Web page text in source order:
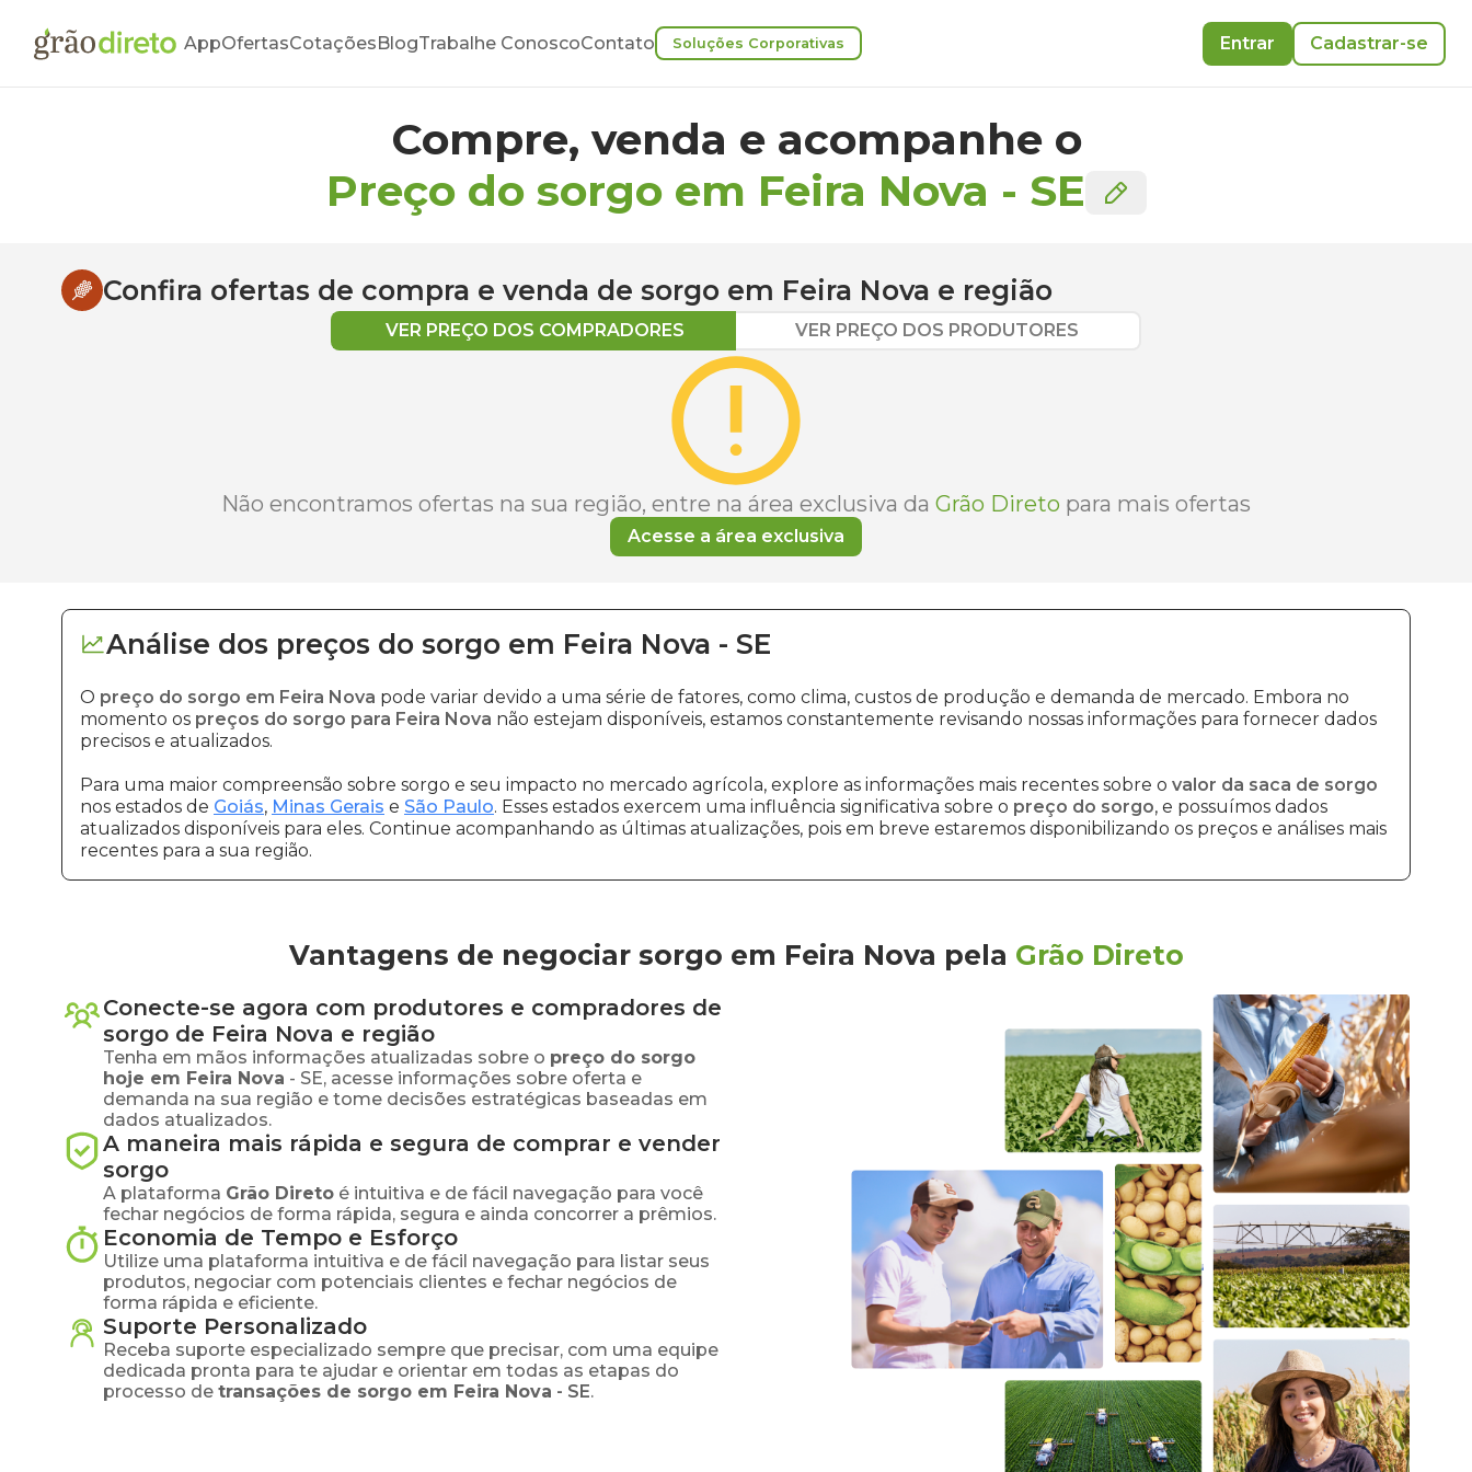
AppOfertasCotaçõesBlogTrabalhe ConoscoContato Soluções Corporativas Entrar Cadastrar-se
Compre, venda e acompanhe o
Preço do sorgo em Feira Nova - SE
Confira ofertas de compra e venda de sorgo em Feira Nova e região
VER PREÇO DOS COMPRADORES VER PREÇO DOS PRODUTORES
Não encontramos ofertas na sua região, entre na área exclusiva da Grão Direto para mais ofertas
Acesse a área exclusiva
Análise dos preços do sorgo em Feira Nova - SE
O preço do sorgo em Feira Nova pode variar devido a uma série de fatores, como clima, custos de produção e demanda de mercado. Embora no
momento os preços do sorgo para Feira Nova não estejam disponíveis, estamos constantemente revisando nossas informações para fornecer dados
precisos e atualizados.
Para uma maior compreensão sobre sorgo e seu impacto no mercado agrícola, explore as informações mais recentes sobre o valor da saca de sorgo
nos estados de Goiás, Minas Gerais e São Paulo. Esses estados exercem uma influência significativa sobre o preço do sorgo, e possuímos dados
atualizados disponíveis para eles. Continue acompanhando as últimas atualizações, pois em breve estaremos disponibilizando os preços e análises mais
recentes para a sua região.
Vantagens de negociar sorgo em Feira Nova pela Grão Direto
Conecte-se agora com produtores e compradores de
sorgo de Feira Nova e região
Tenha em mãos informações atualizadas sobre o preço do sorgo
hoje em Feira Nova - SE, acesse informações sobre oferta e
demanda na sua região e tome decisões estratégicas baseadas em
dados atualizados.
A maneira mais rápida e segura de comprar e vender
sorgo
A plataforma Grão Direto é intuitiva e de fácil navegação para você
fechar negócios de forma rápida, segura e ainda concorrer a prêmios.
Economia de Tempo e Esforço
Utilize uma plataforma intuitiva e de fácil navegação para listar seus
produtos, negociar com potenciais clientes e fechar negócios de
forma rápida e eficiente.
Suporte Personalizado
Receba suporte especializado sempre que precisar, com uma equipe
dedicada pronta para te ajudar e orientar em todas as etapas do
processo de transações de sorgo em Feira Nova - SE.